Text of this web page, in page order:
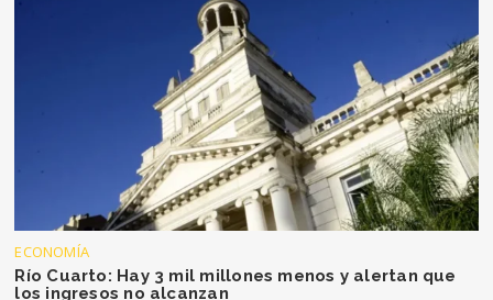
ECONOMÍA
Río Cuarto: Hay 3 mil millones menos y alertan que
los ingresos no alcanzan